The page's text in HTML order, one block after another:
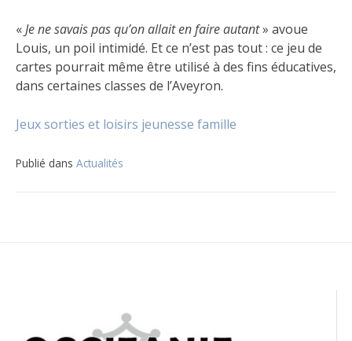
«Je ne savais pas qu’on allait en faire autant» avoue
Louis, un poil intimidé. Et ce n’est pas tout : ce jeu de
cartes pourrait même être utilisé à des fins éducatives,
dans certaines classes de l’Aveyron.
Jeuxsorties et loisirs jeunesse famille
Publié dans Actualités